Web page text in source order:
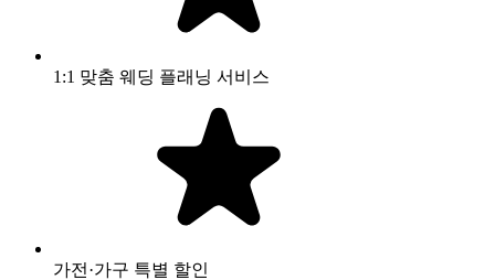
1:1 맞춤 웨딩 플래닝 서비스
가전·가구 특별 할인